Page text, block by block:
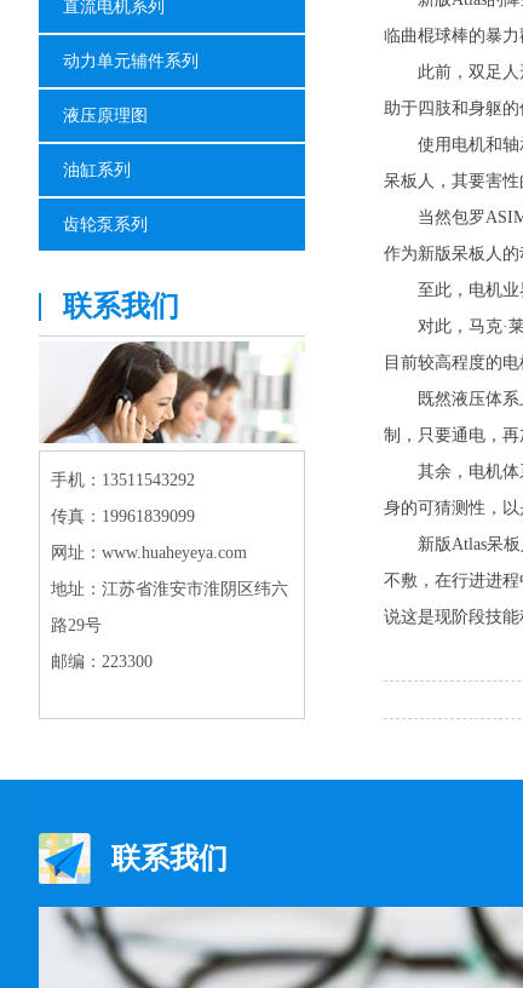
直流电机系列
动力单元辅件系列
液压原理图
油缸系列
齿轮泵系列
联系我们
手机：13511543292
传真：19961839099
网址：www.huaheyeya.com
地址：江苏省淮安市淮阴区纬六
路29号
邮编：223300
临曲棍球棒的暴
此前，双足人形
助于四肢和身躯
使用电机和轴承
呆板人，其要害性
当然包罗ASIMO
作为新版呆板人的
至此，电机业界
对此，马克·莱
目前较高程度的
既然液压体系上
制，只要通电，再
其余，电机体系
身的可猜测性，以
新版Atlas呆板人
不敷，在行进进
说这是现阶段技能
联系我们